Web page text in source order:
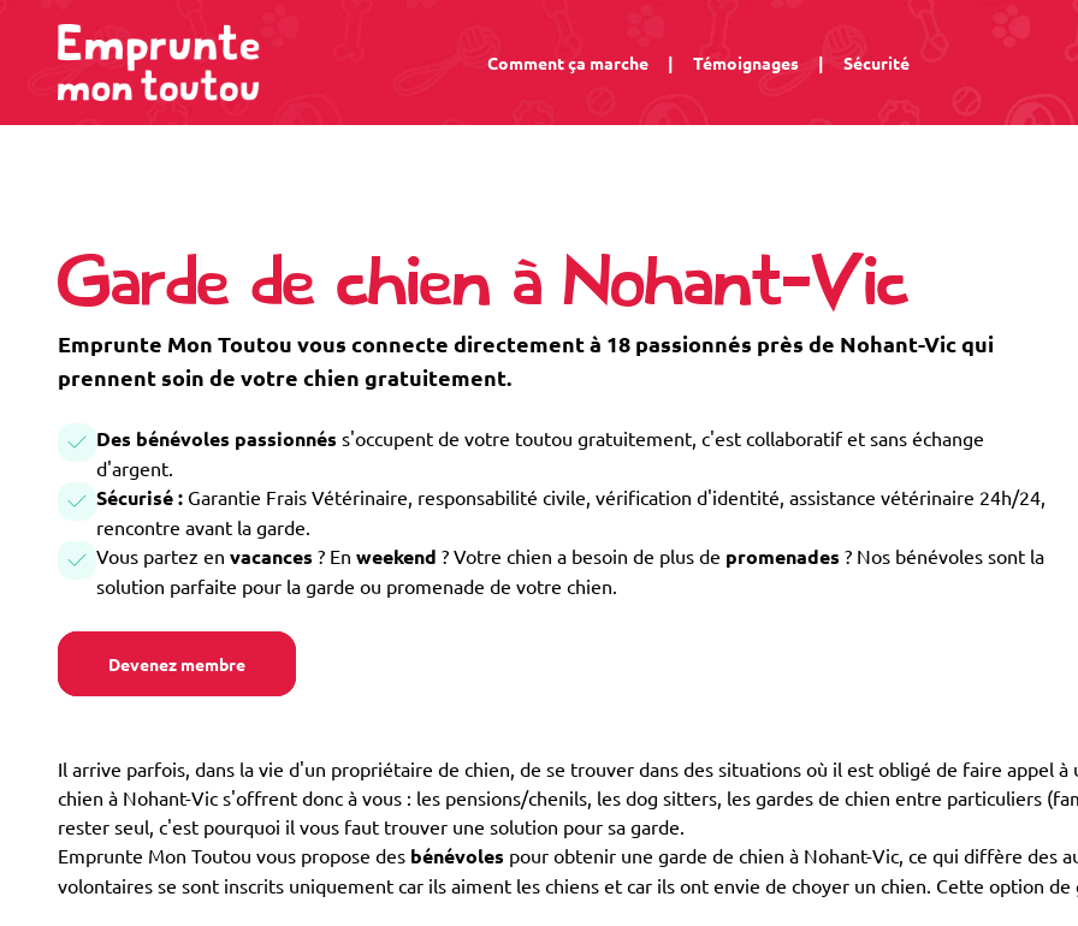
Comment ça marche | Témoignages | Sécurité
Garde de chien à Nohant-Vic
Emprunte Mon Toutou vous connecte directement à 18 passionnés près de Nohant-Vic qui
prennent soin de votre chien gratuitement.
Des bénévoles passionnés s'occupent de votre toutou gratuitement, c'est collaboratif et sans échange
d'argent.
Sécurisé : Garantie Frais Vétérinaire, responsabilité civile, vérification d'identité, assistance vétérinaire 24h/24,
rencontre avant la garde.
Vous partez en vacances ? En weekend ? Votre chien a besoin de plus de promenades ? Nos bénévoles sont la
solution parfaite pour la garde ou promenade de votre chien.
Devenez membre
Il arrive parfois, dans la vie d'un propriétaire de chien, de se trouver dans des situations où il est obligé de faire appel
chien à Nohant-Vic s'offrent donc à vous : les pensions/chenils, les dog sitters, les gardes de chien entre particuliers
rester seul, c'est pourquoi il vous faut trouver une solution pour sa garde.
Emprunte Mon Toutou vous propose des bénévoles pour obtenir une garde de chien à Nohant-Vic, ce qui diffère des
volontaires se sont inscrits uniquement car ils aiment les chiens et car ils ont envie de choyer un chien. Cette option